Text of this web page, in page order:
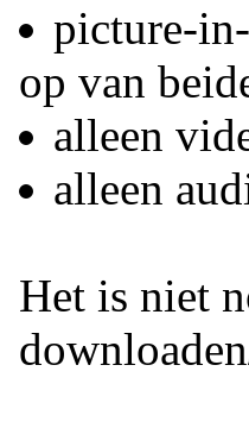
picture-
op van
alleen
alleen
Het is niet